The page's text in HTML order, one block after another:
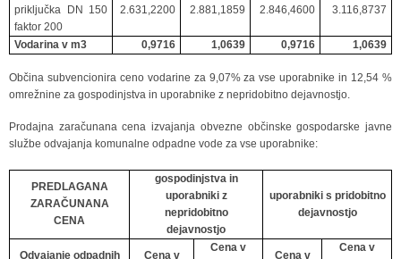
priključka DN 150
faktor 200
2.631,2200 2.881,1859 2.846,4600 3.116,8737
Vodarina v m3 0,9716 1,0639 0,9716 1,0639
Občina subvencionira ceno vodarine za 9,07% za vse uporabnike in 12,54 %
omrežnine za gospodinjstva in uporabnike z nepridobitno dejavnostjo.
Prodajna zaračunana cena izvajanja obvezne občinske gospodarske javne
službe odvajanja komunalne odpadne vode za vse uporabnike:
PREDLAGANA
ZARAČUNANA
CENA
gospodinjstva in
uporabniki z
nepridobitno
dejavnostjo
uporabniki s pridobitno
dejavnostjo
Odvajanje odpadnih
Cena v
Cena v
Cena v
Cena v